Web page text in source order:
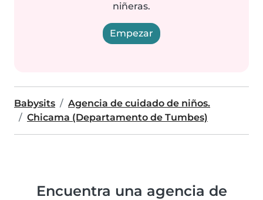
niñeras.
Empezar
Babysits
Agencia de cuidado de niños.
Chicama (Departamento de Tumbes)
Encuentra una agencia de